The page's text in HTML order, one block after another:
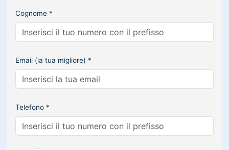
Cognome *
Email (la tua migliore) *
Telefono *